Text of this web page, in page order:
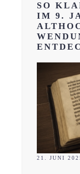
SO
IM 9.
21. JUNI